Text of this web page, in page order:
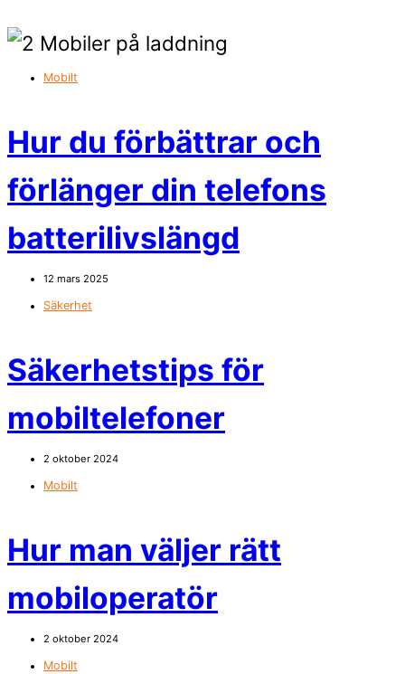
Mobilt
Hur du förbättrar och
förlänger din telefons
batterilivslängd
12 mars 2025
Säkerhet
Säkerhetstips för
mobiltelefoner
2 oktober 2024
Mobilt
Hur man väljer rätt
mobiloperatör
2 oktober 2024
Mobilt